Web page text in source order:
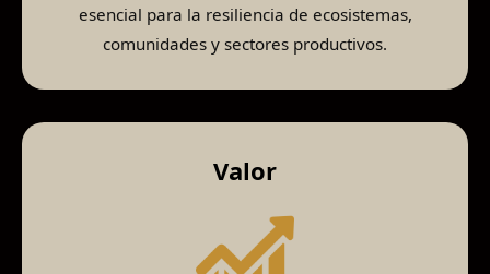
esencial para la resiliencia de ecosistemas,
comunidades y sectores productivos.
Valor